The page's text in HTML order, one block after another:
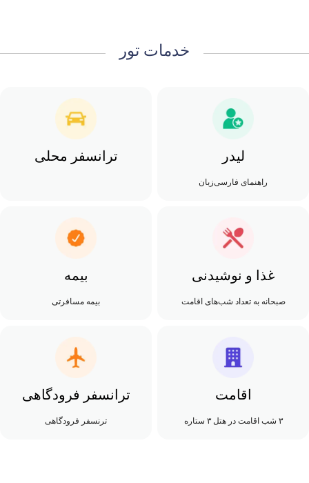
خدمات تور
لیدر
راهنمای فارسی‌زبان
ترانسفر محلی
غذا و نوشیدنی
صبحانه به تعداد شب‌های اقامت
بیمه
بیمه مسافرتی
اقامت
۳ شب اقامت در هتل ۳ ستاره
ترانسفر فرودگاهی
ترنسفر فرودگاهی